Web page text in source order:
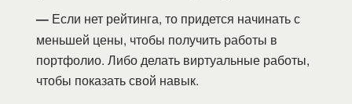
— Если нет рейтинга, то придется начинать с
меньшей цены, чтобы получить работы в
портфолио. Либо делать виртуальные работы,
чтобы показать свой навык.